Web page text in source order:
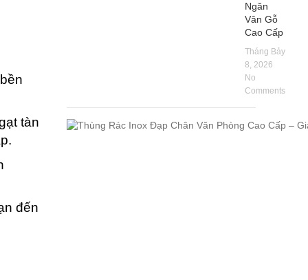
tàn
đến
Ngăn
Vân Gỗ
Cao Cấp
Tháng Bảy
8, 2026
No
Comments